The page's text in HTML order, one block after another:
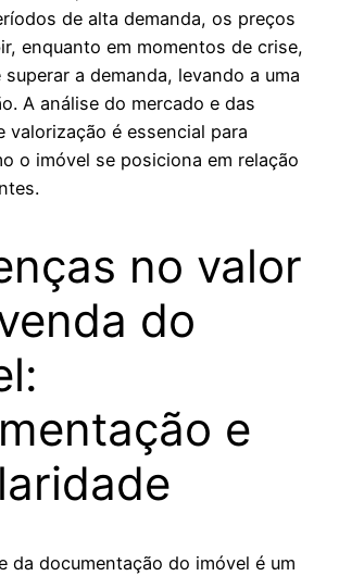
de alta demanda, os preços
enquanto em momentos de crise,
a demanda, levando a uma
A análise do mercado e das
valorização é essencial para
o imóvel se posiciona em relação
no valor
do
e
da documentação do imóvel é um